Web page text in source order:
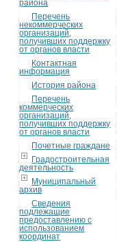
района
Перечень
некоммерческих
организаций,
получивших поддержку
от органов власти
Контактная
информация
История района
Перечень
коммерческих
организаций,
получивших поддержку
от органов власти
Почетные граждане
Градостроительная
деятельность
Муниципальный
архив
Сведения
подлежащие
предоставлению с
использованием
координат